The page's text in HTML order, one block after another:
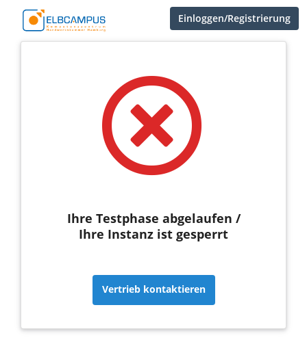
Einloggen/Registrierung
Ihre Testphase abgelaufen /
Ihre Instanz ist gesperrt
Vertrieb kontaktieren